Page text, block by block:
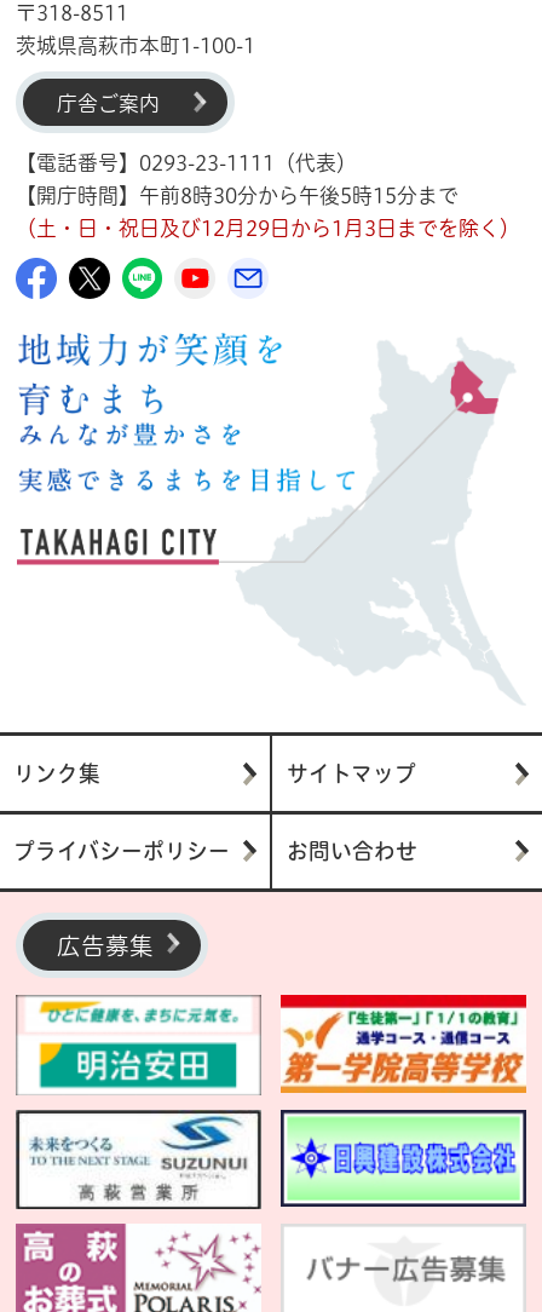
〒318-8511
茨城県高萩市本町1-100-1
庁舎ご案内
【電話番号】0293-23-1111（代表）
【開庁時間】午前8時30分から午後5時15分まで
（土・日・祝日及び12月29日から1月3日までを除く）
高萩市公式Facebook
高萩市公式X
高萩市公式LINE
高萩市YouTube公式チャンネル
リンク集 サイトマップ
プライバシーポリシー お問い合わせ
広告募集